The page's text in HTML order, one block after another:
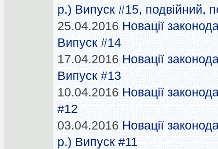
р.) Випуск #15, подвійний,
25.04.2016 Новації
Випуск #14
17.04.2016 Новації
Випуск #13
10.04.2016 Новації
#12
03.04.2016 Новації
р.) Випуск #11